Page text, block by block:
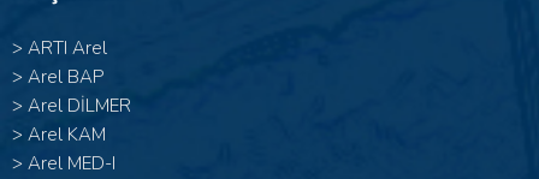
> ARTI Arel
> Arel BAP
> Arel DİLMER
> Arel KAM
> Arel MED-I